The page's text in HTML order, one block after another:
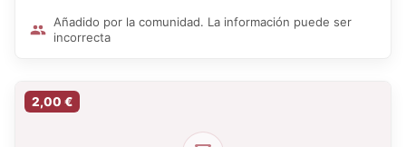
Añadido por la comunidad. La información puede ser
incorrecta
2,00 €